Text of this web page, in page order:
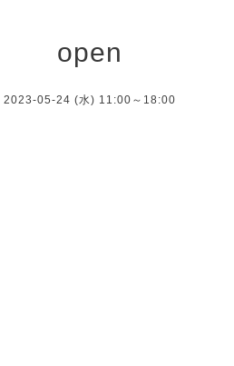
open
2023-05-24 (水) 11:00～18:00